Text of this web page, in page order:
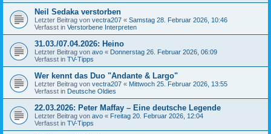
Neil Sedaka verstorben
Letzter Beitrag von vectra207 « Samstag 28. Februar 2026, 10:46
Verfasst in Verstorbene Interpreten
31.03./07.04.2026: Heino
Letzter Beitrag von avo « Donnerstag 26. Februar 2026, 06:09
Verfasst in TV-Tipps
Wer kennt das Duo "Andante & Largo"
Letzter Beitrag von vectra207 « Mittwoch 25. Februar 2026, 13:55
Verfasst in Deutsche Oldies
22.03.2026: Peter Maffay – Eine deutsche Legende
Letzter Beitrag von avo « Freitag 20. Februar 2026, 12:04
Verfasst in TV-Tipps